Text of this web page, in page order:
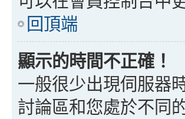
回頂端
顯示的時間不正確！
一般很少出現伺服器
討論區和您處於不同